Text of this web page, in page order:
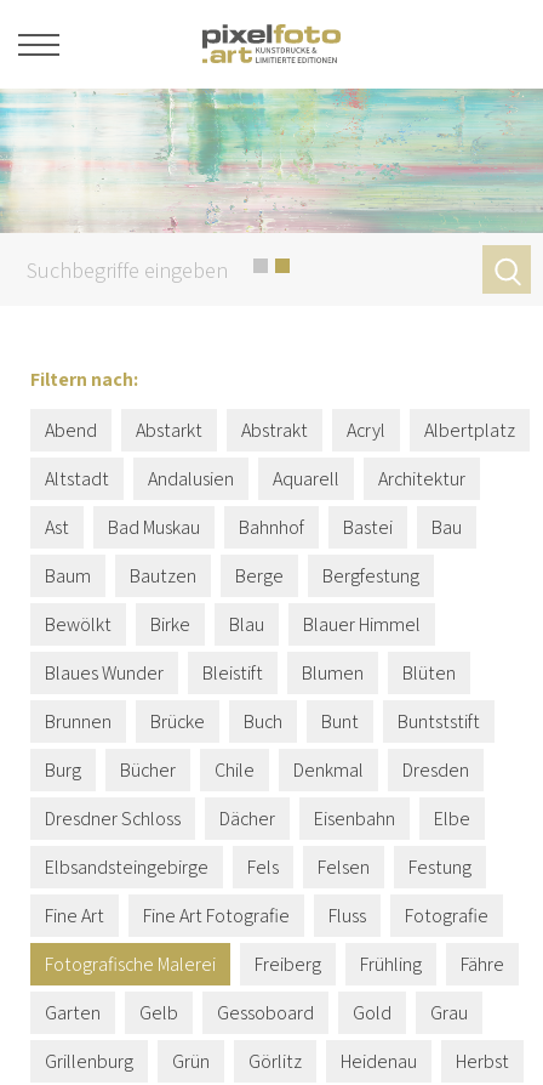
Filtern nach:
Abend
Abstarkt Abstrakt Acryl
Albertplatz
Altstadt
Andalusien Aquarell
Architektur
Ast
Bad Muskau Bahnhof Bastei
Bau
Baum
Bautzen Berge
Bergfestung
Bewölkt
Birke Blau
Blauer Himmel
Blaues Wunder
Bleistift Blumen
Blüten
Brunnen
Brücke Buch Bunt
Buntststift
Burg
Bücher Chile Denkmal
Dresden
Dresdner Schloss
Dächer Eisenbahn
Elbe
Elbsandsteingebirge
Fels Felsen
Festung
Fine Art
Fine Art Fotografie Fluss
Fotografie
Fotografische Malerei
Freiberg Frühling
Fähre
Garten
Gelb Gessoboard Gold
Grau
Grillenburg
Grün Görlitz Heidenau
Herbst